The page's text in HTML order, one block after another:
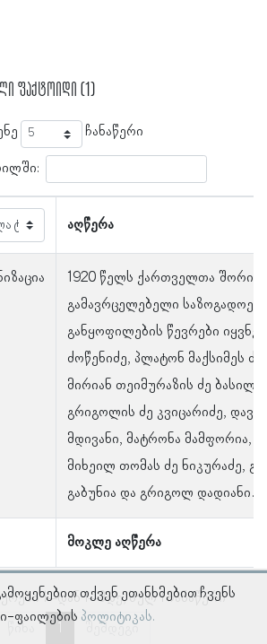
ფაქტოიდი (1)
ჩანაწერი
აღწერა
მოკლე აღწერა
1920 წელს ქართველთა შორის
გამავრცელებელი
განყოფილების წევრები
ძოწენიძე, პლატონ მაქსიმეს
მირიან თეიმურაზის ძე
გრიგოლის ძე კვიცარიძე,
მდივანი, მატრონა მამფორია,
მიხეილ თომას ძე ნიკურაძე,
გაბუნია და გრიგოლ დადიანი.
1–დან 1–მდე, სულ 1 ჩანაწერი
წინა
შემდეგი
თქვენ ეთანხმებით ჩვენს
ფაილების პოლიტიკას.